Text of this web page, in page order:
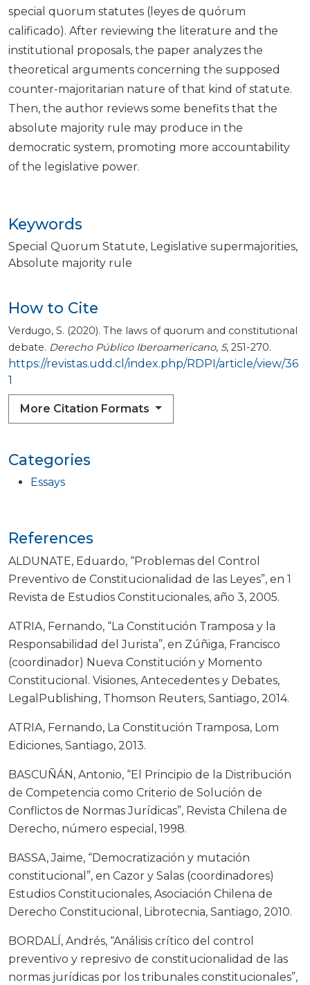
Keywords
Special Quorum Statute Legislative supermajorities
Absolute majority rule
Categories
Essays
How to Cite
Verdugo, S. (2020). The laws of quorum and constitutional
debate. Derecho Público Iberoamericano, 5, 251-270.
https://revistas.udd.cl/index.php/RDPI/article/view/36
1
More Citation Formats
special quorum statutes (leyes de quórum
calificado). After reviewing the literature and the
institutional proposals, the paper analyzes the
theoretical arguments concerning the supposed
counter-majoritarian nature of that kind of statute.
Then, the author reviews some benefits that the
absolute majority rule may produce in the
democratic system, promoting more accountability
of the legislative power.
References
ALDUNATE, Eduardo, “Problemas del Control
Preventivo de Constitucionalidad de las Leyes”, en 1
Revista de Estudios Constitucionales, año 3, 2005.
ATRIA, Fernando, “La Constitución Tramposa y la
Responsabilidad del Jurista”, en Zúñiga, Francisco
(coordinador) Nueva Constitución y Momento
Constitucional. Visiones, Antecedentes y Debates,
LegalPublishing, Thomson Reuters, Santiago, 2014.
ATRIA, Fernando, La Constitución Tramposa, Lom
Ediciones, Santiago, 2013.
BASCUÑÁN, Antonio, “El Principio de la Distribución
de Competencia como Criterio de Solución de
Conflictos de Normas Jurídicas”, Revista Chilena de
Derecho, número especial, 1998.
BASSA, Jaime, “Democratización y mutación
constitucional”, en Cazor y Salas (coordinadores)
Estudios Constitucionales, Asociación Chilena de
Derecho Constitucional, Librotecnia, Santiago, 2010.
BORDALÍ, Andrés, “Análisis crítico del control
preventivo y represivo de constitucionalidad de las
normas jurídicas por los tribunales constitucionales”,